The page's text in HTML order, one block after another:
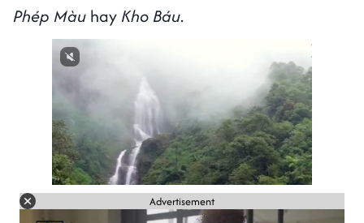
Phép Màu hay Kho Báu.
Next video in 3 Cancel
Advertisement